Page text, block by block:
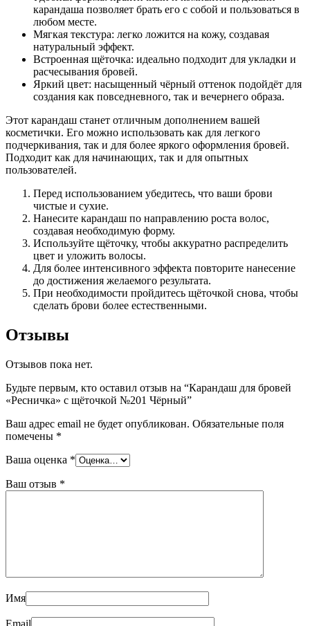
карандаша позволяет брать его с собой и пользоваться в
любом месте.
Мягкая текстура: легко ложится на кожу, создавая
натуральный эффект.
Встроенная щёточка: идеально подходит для укладки и
расчесывания бровей.
Яркий цвет: насыщенный чёрный оттенок подойдёт для
создания как повседневного, так и вечернего образа.
Этот карандаш станет отличным дополнением вашей
косметички. Его можно использовать как для легкого
подчеркивания, так и для более яркого оформления бровей.
Подходит как для начинающих, так и для опытных
пользователей.
Перед использованием убедитесь, что ваши брови
чистые и сухие.
Нанесите карандаш по направлению роста волос,
создавая необходимую форму.
Используйте щёточку, чтобы аккуратно распределить
цвет и уложить волосы.
Для более интенсивного эффекта повторите нанесение
до достижения желаемого результата.
При необходимости пройдитесь щёточкой снова, чтобы
сделать брови более естественными.
Отзывы
Отзывов пока нет.
Будьте первым, кто оставил отзыв на “Карандаш для бровей
«Ресничка» с щёточкой №201 Чёрный”
Ваш адрес email не будет опубликован. Обязательные поля
помечены *
Ваша оценка *
Ваш отзыв *
Имя